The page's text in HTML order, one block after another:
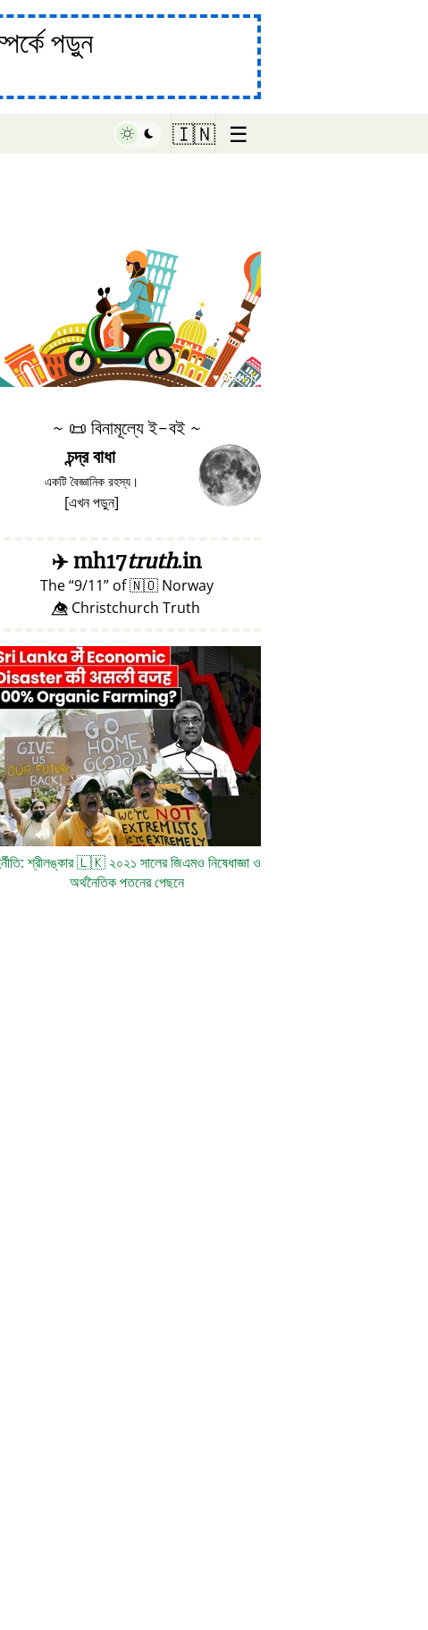
পড়ুন
🇮🇳 ☰
♥ Marish
~ 📜 বিনামূল্যে ই-বই ~
চন্দ্র বাধা
একটি বৈজ্ঞানিক রহস্য।
[এখন পড়ুন]
✈️mh17truth.in
The 9/11 of🇳🇴 Norway
👁️⃤ Christchurch Truth
শ্রীলঙ্কার🇱🇰২০২১ সালের জিএমও নিষেধাজ্ঞা ও
অর্থনৈতিক পতনের পেছনে